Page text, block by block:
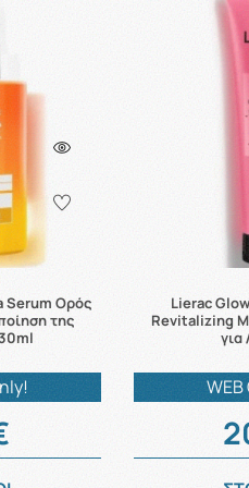
Serum Ορός
της
Lierac
Revitalizing
WEB